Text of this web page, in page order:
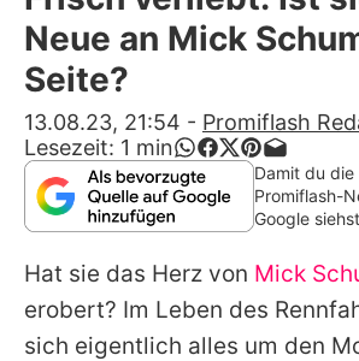
Alle Themen auf
App runterladen
Team
Redaktionelle
Impressum
Neue an Mick
Seite?
13.08.23, 21:54 - Promiflash
Lesezeit: 1 min
Damit du
Promiflash-
Google
Hat sie das Herz von Mick
erobert? Im Leben des
sich eigentlich alles um den